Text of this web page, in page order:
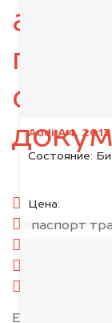
Audi A4, 2013
Состояние:
Цена:
паспорт
паспорт
Если у вас